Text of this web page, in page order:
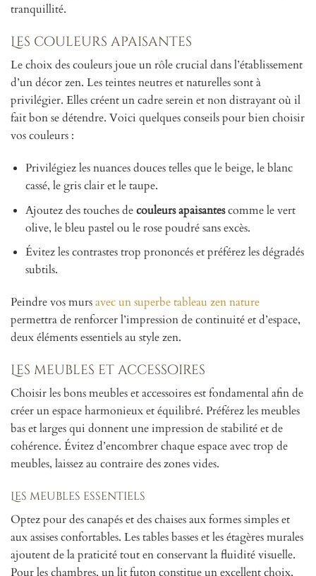
tranquillité.
Les couleurs apaisantes
Le choix des couleurs joue un rôle crucial dans l’établissement
d’un décor zen. Les teintes neutres et naturelles sont à
privilégier. Elles créent un cadre serein et non distrayant où il
fait bon se détendre. Voici quelques conseils pour bien choisir
vos couleurs :
Privilégiez les nuances douces telles que le beige, le blanc
cassé, le gris clair et le taupe.
Ajoutez des touches decouleurs apaisantescomme le vert
olive, le bleu pastel ou le rose poudré sans excès.
Évitez les contrastes trop prononcés et préférez les dégradés
subtils.
Peindre vos mursavec un superbe tableau zen nature
permettra de renforcer l’impression de continuité et d’espace,
deux éléments essentiels au style zen.
Les meubles et accessoires
Choisir les bons meubles et accessoires est fondamental afin de
créer un espace harmonieux et équilibré. Préférez les meubles
bas et larges qui donnent une impression de stabilité et de
cohérence. Évitez d’encombrer chaque espace avec trop de
meubles, laissez au contraire des zones vides.
Les meubles essentiels
Optez pour des canapés et des chaises aux formes simples et
aux assises confortables. Les tables basses et les étagères murales
ajoutent de la praticité tout en conservant la fluidité visuelle.
Pour les chambres, un lit futon constitue un excellent choix,